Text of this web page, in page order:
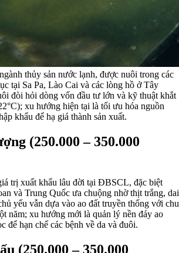
thủy sản nước lạnh, được nuôi trong các
tại Sa Pa, Lào Cai và các lòng hồ ở Tây
đòi hỏi dòng vốn đầu tư lớn và kỹ thuật khắt
xu hướng hiện tại là tối ưu hóa nguồn
khẩu để hạ giá thành sản xuất.
(250.000 – 350.000
trị xuất khẩu lâu đời tại ĐBSCL, đặc biệt
và Trung Quốc ưa chuộng nhờ thịt trắng, dai
yếu vẫn dựa vào ao đất truyền thống với chu
năm; xu hướng mới là quản lý nền đáy ao
để hạn chế các bệnh về da và đuôi.
(250.000 – 350.000